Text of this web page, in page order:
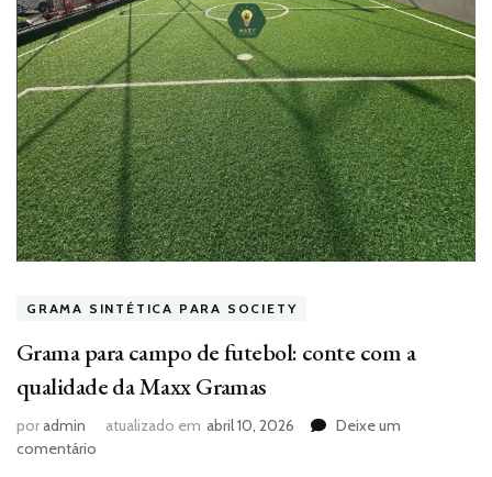
GRAMA SINTÉTICA PARA SOCIETY
Grama para campo de futebol: conte com a
qualidade da Maxx Gramas
poradmin atualizado em abril 10, 2026
Deixe um
comentário